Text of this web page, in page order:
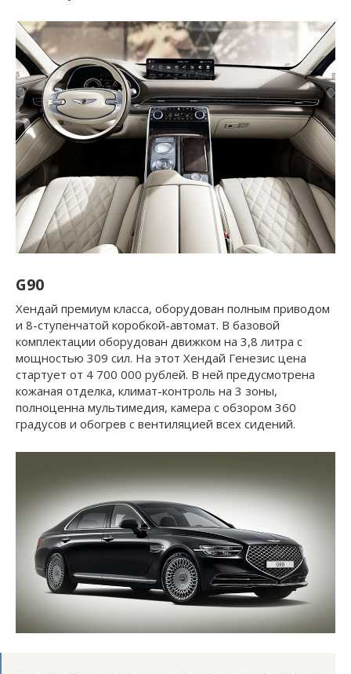
G90
Хендай премиум класса, оборудован полным приводом
и 8-ступенчатой коробкой-автомат. В базовой
комплектации оборудован движком на 3,8 литра с
мощностью 309 сил. На этот Хендай Генезис цена
стартует от 4 700 000 рублей. В ней предусмотрена
кожаная отделка, климат-контроль на 3 зоны,
полноценна мультимедия, камера с обзором 360
градусов и обогрев с вентиляцией всех сидений.